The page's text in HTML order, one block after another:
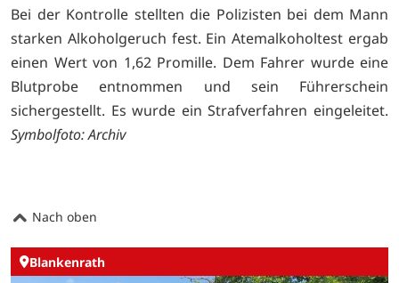
Bei der Kontrolle stellten die Polizisten bei dem Mann
starken Alkoholgeruch fest. Ein Atemalkoholtest ergab
einen Wert von 1,62 Promille. Dem Fahrer wurde eine
Blutprobe entnommen und sein Führerschein
sichergestellt. Es wurde ein Strafverfahren eingeleitet.
Symbolfoto: Archiv
Nach oben
Blankenrath